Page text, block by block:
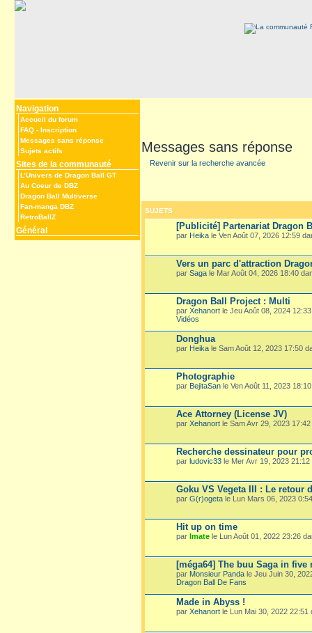
Navigation
Accueil du forum
FAQ - Inscription
Messages sans réponse
Sujets actifs
Sites de la communauté
L’Univers de Dragon Ball GT
Au Coeur de DBZ
Dragon Ball Multiverse
Fan-manga DBZ
RetroBallZ
Général
Messages sans réponse
Revenir sur la recherche avancée
SUJETS
[Publicité] Partenariat Dragon
par Heika le Ven Août 07, 2026 12:59
Vers un parc d'attraction
par Saga le Mar Août 04, 2026 18:40
Dragon Ball Project : Multi
par Xehanort le Jeu Août 08, 2024
Vidéos
Donghua
par Heika le Sam Août 12, 2023 17:50
Photographie
par BejitaSan le Ven Août 11, 2023
Ace Attorney (License JV)
par Xehanort le Sam Avr 29, 2023
Recherche dessinateur pour
par ludovic33 le Mer Avr 19, 2023
Goku VS Vegeta III : Le retour
par G(r)ogeta le Lun Mars 06, 2023
Hit up on time
par Imate le Lun Août 01, 2022 23:26
[méga64] The buu Saga in five
par Monsieur Panda le Jeu Juin 30,
Dragon Ball De Fans
Made in Abyss !
par Xehanort le Lun Mai 30, 2022 22:51